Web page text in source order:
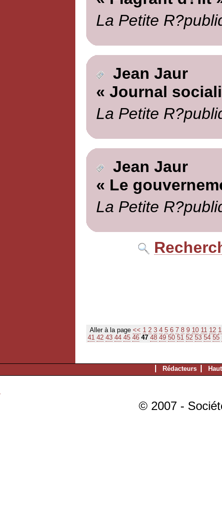
La Petite
Jean Jaur
« Journal
La Petite
Jean Jaur
« Le
La Petite
Aller à la page << 1 2 3 4 5 6 7 8 9 10 11 12
41 42 43 44 45 46 47 48 49 50 51 52 53 54 55
Rédacteurs
© 2007 -